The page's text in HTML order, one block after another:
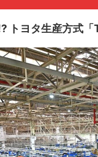
トヨタ生産方式